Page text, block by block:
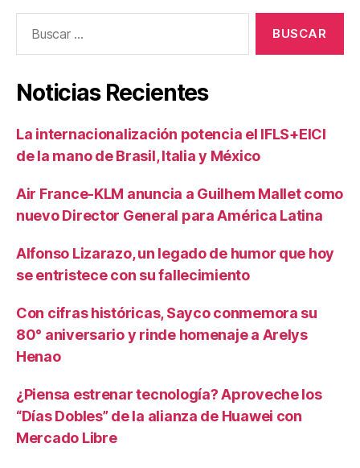
Noticias Recientes
La internacionalización potencia el IFLS+EICI
de la mano de Brasil, Italia y México
Air France-KLM anuncia a Guilhem Mallet como
nuevo Director General para América Latina
Alfonso Lizarazo, un legado de humor que hoy
se entristece con su fallecimiento
Con cifras históricas, Sayco conmemora su
80° aniversario y rinde homenaje a Arelys
Henao
¿Piensa estrenar tecnología? Aproveche los
“Días Dobles” de la alianza de Huawei con
Mercado Libre